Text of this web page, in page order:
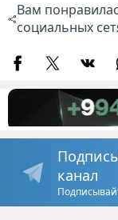
Вам
социальных
канал